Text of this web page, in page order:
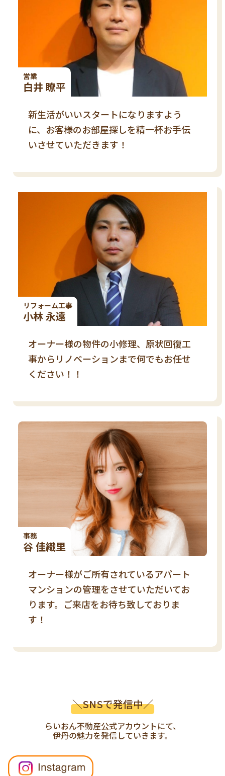
営業
白井 瞭平
新生活がいいスタートになりますよう
に、お客様のお部屋探しを精一杯お手伝
いさせていただきます！
リフォーム工事
小林 永遠
オーナー様の物件の小修理、原状回復工
事からリノベーションまで何でもお任せ
ください！！
事務
谷 佳織里
オーナー様がご所有されているアパート
マンションの管理をさせていただいてお
ります。ご来店をお待ち致しておりま
す！
＼SNSで発信中／
らいおん不動産公式アカウントにて、
伊丹の魅力を発信していきます。